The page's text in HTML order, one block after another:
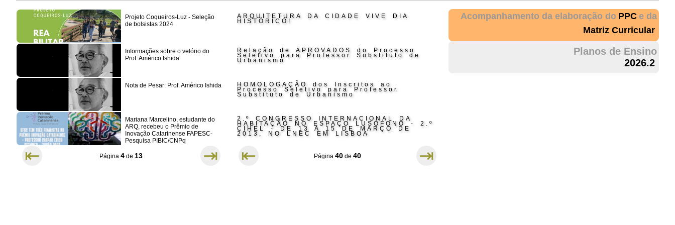
Projeto Coqueiros-Luz - Seleção
de bolsistas 2024
Informações sobre o velório do
Prof. Américo Ishida
Nota de Pesar: Prof. Américo Ishida
Mariana Marcelino, estudante do
ARQ, recebeu o Prêmio de
Inovação Catarinense FAPESC-
Pesquisa PIBIC/CNPq
⇤ Página4 de13 ⇥
ARQUITETURA DA CIDADE VIVE DIA
HISTÓRICO!
Relação de APROVADOS do Processo
Seletivo para Professor Substituto de
Urbanismo
HOMOLOGAÇÃO dos Inscritos ao
Processo Seletivo para Professor
Substituto de Urbanismo
2.º CONGRESSO INTERNACIONAL DA
HABITAÇÃO NO ESPAÇO LUSÓFONO - 2.º
CIHEL - DE 13 A 15 DE MARÇO DE
2013, NO LNEC EM LISBOA
⇤ Página 40de 40 ⇥
Acompanhamento da elaboração do PPC e da
Matriz Curricular
Planos de Ensino
2026.2